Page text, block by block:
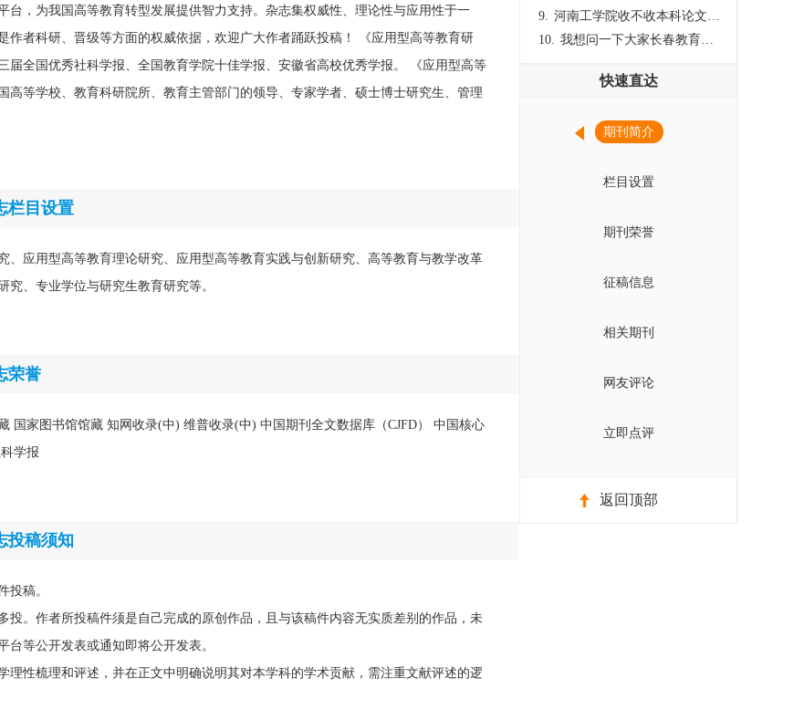
台，为我国高等教育转型发展提供智力支持。杂志集权威性、理论性与应用性于一
作者科研、晋级等方面的权威依据，欢迎广大作者踊跃投稿！ 《应用型高等教育研
届全国优秀社科学报、全国教育学院十佳学报、安徽省高校优秀学报。 《应用型高等
高等学校、教育科研院所、教育主管部门的领导、专家学者、硕士博士研究生、管理
栏目设置
、应用型高等教育理论研究、应用型高等教育实践与创新研究、高等教育与教学改革
究、专业学位与研究生教育研究等。
荣誉
国家图书馆馆藏 知网收录(中) 维普收录(中) 中国期刊全文数据库（CJFD） 中国核心
学报
投稿须知
投稿。
投。作者所投稿件须是自己完成的原创作品，且与该稿件内容无实质差别的作品，未
台等公开发表或通知即将公开发表。
理性梳理和评述，并在正文中明确说明其对本学科的学术贡献，需注重文献评述的逻
9. 河南工学院收不收本科论文呀？
10. 我想问一下大家长春教育学院学报是本科学报吗？
快速直达
期刊简介
栏目设置
期刊荣誉
征稿信息
相关期刊
网友评论
立即点评
返回顶部